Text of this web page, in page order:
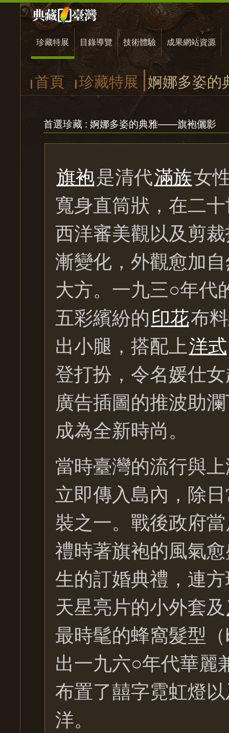
珍藏特展 目錄導覽 技術體驗 成果網站資源
首頁 珍藏特展 婀娜多姿
首選珍藏 : 婀娜多姿的典雅——旗袍儷影
旗袍是清代滿族女
寬身直筒狀，在二
西洋審美觀以及剪
漸變化，外觀愈加
大方。一九三○年代
五彩繽紛的印花布
出小腿，搭配上洋式
登打扮，令名媛仕
廣告插圖的推波助
成為全新時尚。
當時臺灣的流行與
立即傳入島內，除
裝之一。戰後政府
禮時著旗袍的風氣
生的訂婚典禮，連
天星亮片的小外套及
最時髦的蜂窩髮型
出一九六○年代華麗
布置了囍字霓虹燈
洋。